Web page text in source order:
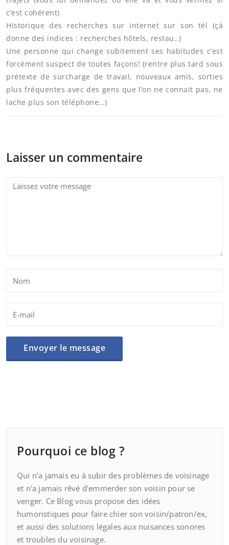
c’est cohérent)
Historique des recherches sur internet sur son tél (çà
donne des indices : recherches hôtels, restau..)
Une personne qui change subitement ses habitudes c’est
forcément suspect de toutes façons! (rentre plus tard sous
prétexte de surcharge de travail, nouveaux amis, sorties
plus fréquentes avec des gens que l’on ne connait pas, ne
lache plus son téléphone…)
Laisser un commentaire
Pourquoi ce blog ?
Qui n'a jamais eu à subir des problèmes de voisinage
et n'a jamais rêvé d'emmerder son voisin pour se
venger. Ce Blog vous propose des idées
humoristiques pour faire chier son voisin/patron/ex,
et aussi des solutions légales aux nuisances sonores
et troubles du voisinage.